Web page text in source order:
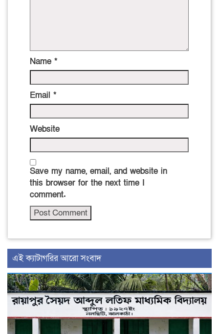
Name *
Email *
Website
Save my name, email, and website in
this browser for the next time I
comment.
‍এই ক্যাটাগরির ‍আরো সংবাদ